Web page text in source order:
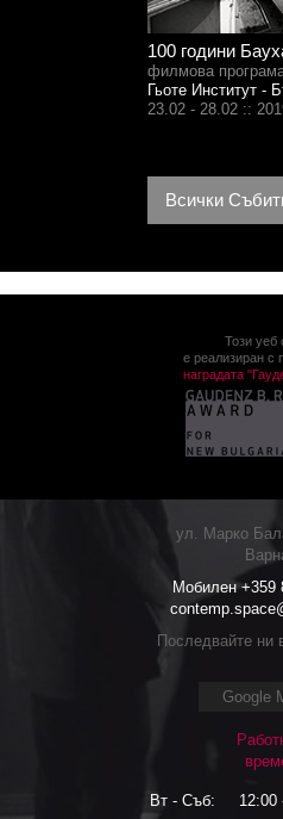
100 години
филмова
Гьоте Институт -
23.02 - 28.02 ::
Всички
Този уеб
е реализиран с
наградата
ул. Марко
Мобилен +359
Последвайте ни
Вт - Съб: 12:00
Google